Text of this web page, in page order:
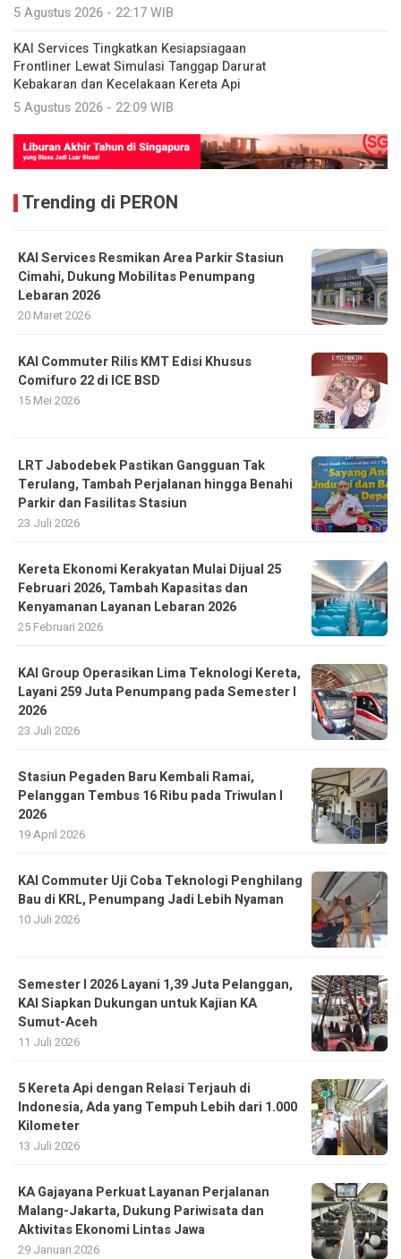
5 Agustus 2026 - 22:17 WIB
KAI Services Tingkatkan Kesiapsiagaan
Frontliner Lewat Simulasi Tanggap Darurat
Kebakaran dan Kecelakaan Kereta Api
5 Agustus 2026 - 22:09 WIB
Trending di PERON
KAI Services Resmikan Area Parkir Stasiun
Cimahi, Dukung Mobilitas Penumpang
Lebaran 2026
20 Maret 2026
KAI Commuter Rilis KMT Edisi Khusus
Comifuro 22 di ICE BSD
15 Mei 2026
LRT Jabodebek Pastikan Gangguan Tak
Terulang, Tambah Perjalanan hingga Benahi
Parkir dan Fasilitas Stasiun
23 Juli 2026
Kereta Ekonomi Kerakyatan Mulai Dijual 25
Februari 2026, Tambah Kapasitas dan
Kenyamanan Layanan Lebaran 2026
25 Februari 2026
KAI Group Operasikan Lima Teknologi Kereta,
Layani 259 Juta Penumpang pada Semester I
2026
23 Juli 2026
Stasiun Pegaden Baru Kembali Ramai,
Pelanggan Tembus 16 Ribu pada Triwulan I
2026
19 April 2026
KAI Commuter Uji Coba Teknologi Penghilang
Bau di KRL, Penumpang Jadi Lebih Nyaman
10 Juli 2026
Semester I 2026 Layani 1,39 Juta Pelanggan,
KAI Siapkan Dukungan untuk Kajian KA
Sumut-Aceh
11 Juli 2026
5 Kereta Api dengan Relasi Terjauh di
Indonesia, Ada yang Tempuh Lebih dari 1.000
Kilometer
13 Juli 2026
KA Gajayana Perkuat Layanan Perjalanan
Malang-Jakarta, Dukung Pariwisata dan
Aktivitas Ekonomi Lintas Jawa
29 Januari 2026